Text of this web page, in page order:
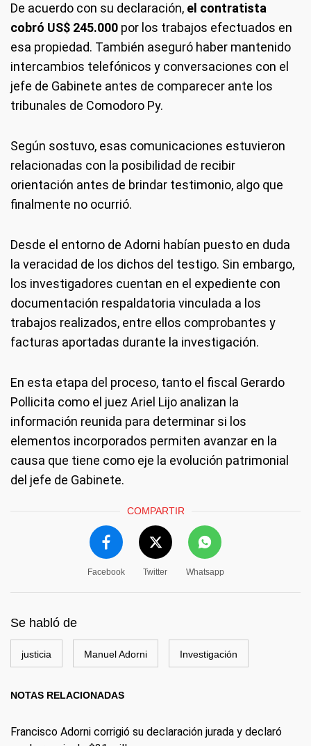
De acuerdo con su declaración, el contratista
cobró US$ 245.000 por los trabajos efectuados en
esa propiedad. También aseguró haber mantenido
intercambios telefónicos y conversaciones con el
jefe de Gabinete antes de comparecer ante los
tribunales de Comodoro Py.
Según sostuvo, esas comunicaciones estuvieron
relacionadas con la posibilidad de recibir
orientación antes de brindar testimonio, algo que
finalmente no ocurrió.
Desde el entorno de Adorni habían puesto en duda
la veracidad de los dichos del testigo. Sin embargo,
los investigadores cuentan en el expediente con
documentación respaldatoria vinculada a los
trabajos realizados, entre ellos comprobantes y
facturas aportadas durante la investigación.
En esta etapa del proceso, tanto el fiscal Gerardo
Pollicita como el juez Ariel Lijo analizan la
información reunida para determinar si los
elementos incorporados permiten avanzar en la
causa que tiene como eje la evolución patrimonial
del jefe de Gabinete.
COMPARTIR
Facebook Twitter Whatsapp
Se habló de
justicia Manuel Adorni Investigación
NOTAS RELACIONADAS
Francisco Adorni corrigió su declaración jurada y declaró